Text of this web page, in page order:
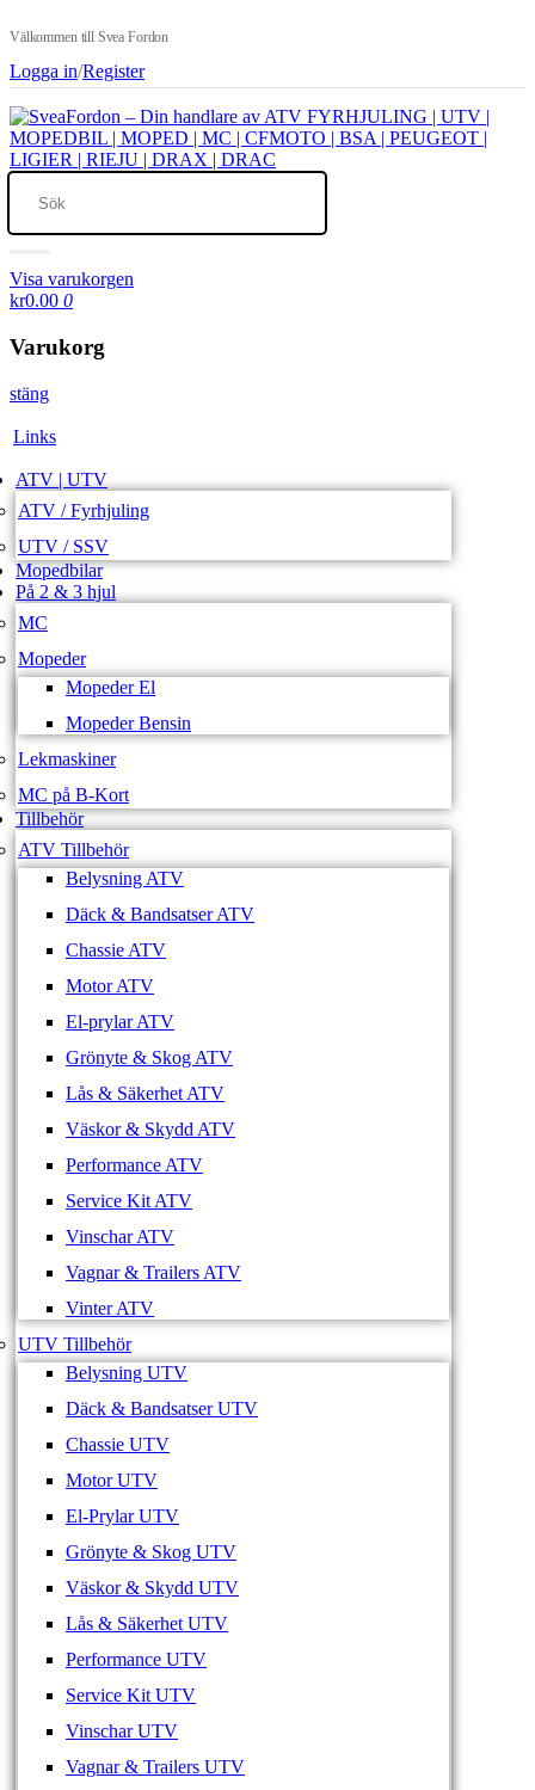
Välkommen till Svea Fordon
Logga in/Register
Visa varukorgen
kr0.00 0
Varukorg
stäng
Links
ATV | UTV
ATV / Fyrhjuling
UTV / SSV
Mopedbilar
På 2 & 3 hjul
MC
Mopeder
Mopeder El
Mopeder Bensin
Lekmaskiner
MC på B-Kort
Tillbehör
ATV Tillbehör
Belysning ATV
Däck & Bandsatser ATV
Chassie ATV
Motor ATV
El-prylar ATV
Grönyte & Skog ATV
Lås & Säkerhet ATV
Väskor & Skydd ATV
Performance ATV
Service Kit ATV
Vinschar ATV
Vagnar & Trailers ATV
Vinter ATV
UTV Tillbehör
Belysning UTV
Däck & Bandsatser UTV
Chassie UTV
Motor UTV
El-Prylar UTV
Grönyte & Skog UTV
Väskor & Skydd UTV
Lås & Säkerhet UTV
Performance UTV
Service Kit UTV
Vinschar UTV
Vagnar & Trailers UTV